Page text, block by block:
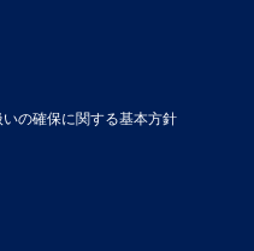
の確保に関する基本方針